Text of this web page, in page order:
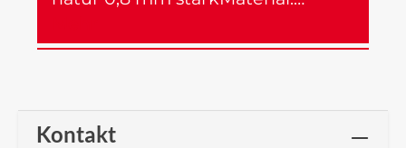
Kontakt